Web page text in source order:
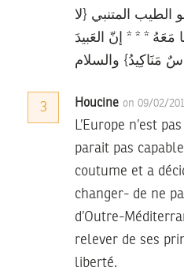
الطيب المتنبي {لا
مَعَهُ * * * إنّ العَبيدَ
مَنَاكِيدُ} والسلام
3 Houcine on 09/02/
L’Europe n’est
parait pas
coutume et a
changer- de ne
d’Outre-
relever de ses
liberté.